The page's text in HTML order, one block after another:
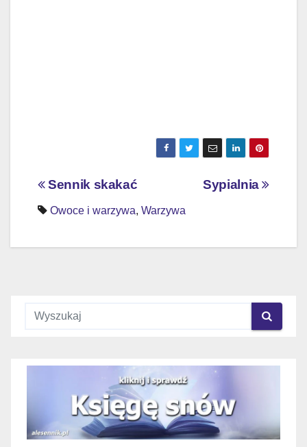
Nawigacja
wpisu
Sypialnia
Sennik skakać
Owoce i warzywa, Warzywa